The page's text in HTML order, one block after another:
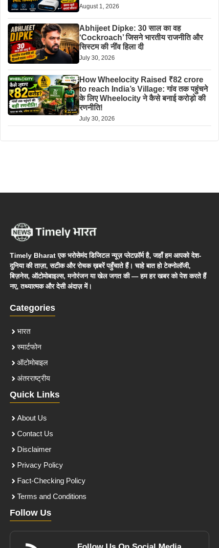
August 1, 2026
Abhijeet Dipke: 30 साल का वह
‘Cockroach’ जिसने भारतीय राजनीति और
सिस्टम की नींव हिला दी
July 30, 2026
How Wheelocity Raised ₹82 crore
to reach India’s Village: गांव तक पहुंचने
के लिए Wheelocity ने कैसे बनाई करोड़ो की
रणनीति!
July 30, 2026
Timely Bharat एक भरोसेमंद डिजिटल न्यूज़ प्लेटफ़ॉर्म है, जहाँ हम आपको देश-
दुनिया की ताज़ा, सटीक और रोचक ख़बरें पहुँचाते हैं। चाहे बात हो टेक्नोलॉजी,
बिज़नेस, ऑटोमोबाइल्स, मनोरंजन या खेल जगत की — हम हर खबर को पेश करते हैं
नए, तथ्यात्मक और देसी अंदाज़ में।
Categories
भारत
स्मार्टफोन
ऑटोमोबाइल
अंतरराष्ट्रीय
Quick Links
About Us
Contact Us
Disclaimer
Privacy Policy
Fact-Checking Policy
Terms and Conditions
Follow Us